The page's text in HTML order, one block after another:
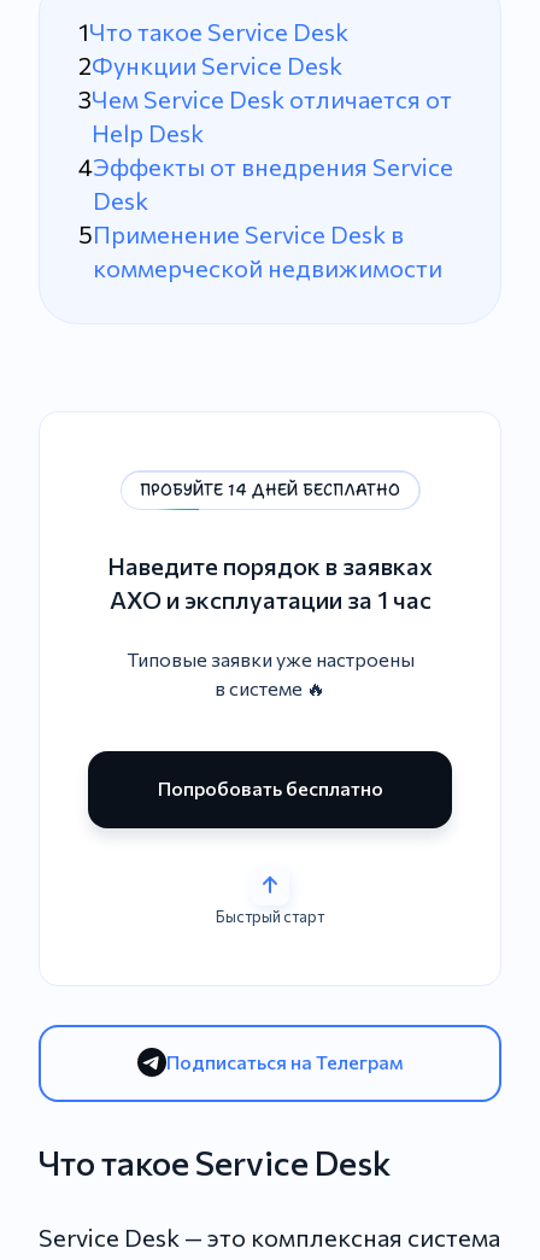
Что такое Service Desk
Функции Service Desk
Чем Service Desk отличается от
Help Desk
Эффекты от внедрения Service
Desk
Применение Service Desk в
коммерческой недвижимости
ПРОБУЙТЕ 14 ДНЕЙ БЕСПЛАТНО
Наведите порядок в заявках
АХО и эксплуатации за 1 час
Типовые заявки уже настроены
в системе 🔥
Попробовать бесплатно
Быстрый старт
Подписаться на Телеграм
Что такое Service Desk
Service Desk — это комплексная система